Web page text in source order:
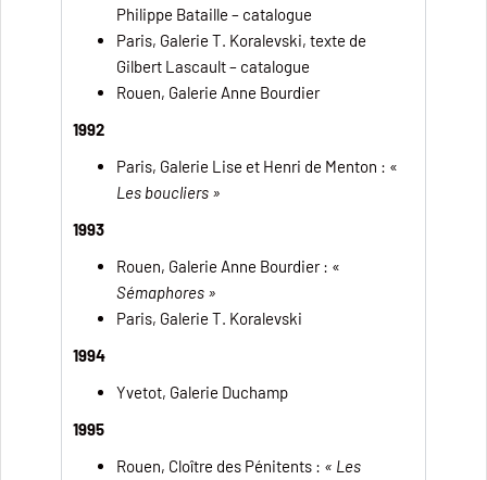
Philippe Bataille – catalogue
Paris, Galerie T. Koralevski, texte de
Gilbert Lascault – catalogue
Rouen, Galerie Anne Bourdier
1992
Paris, Galerie Lise et Henri de Menton : «
Les boucliers »
1993
Rouen, Galerie Anne Bourdier : «
Sémaphores »
Paris, Galerie T. Koralevski
1994
Yvetot, Galerie Duchamp
1995
Rouen, Cloître des Pénitents : « Les